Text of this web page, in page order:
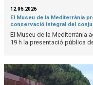
12.06.2026
El Museu de la Mediterrània
conservació integral del
El Museu de la Mediterrània
19 h la presentació pública